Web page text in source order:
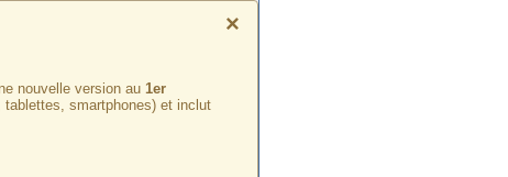
×
nouvelle version au 1er
tablettes, smartphones) et inclut